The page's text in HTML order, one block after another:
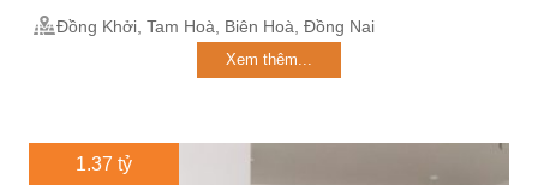
Đồng Khởi, Tam Hoà, Biên Hoà, Đồng Nai
Xem thêm...
1.37 tỷ